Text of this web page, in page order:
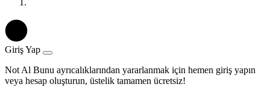
Giriş Yap
Not Al Bunu ayrıcalıklarından yararlanmak için hemen giriş yapın
veya hesap oluşturun, üstelik tamamen ücretsiz!